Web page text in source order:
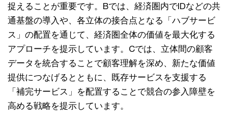
捉えることが重要です。Bでは、経済圏内でIDなどの共
通基盤の導入や、各立体の接合点となる「ハブサービ
ス」の配置を通じて、経済圏全体の価値を最大化する
アプローチを提示しています。Cでは、立体間の顧客
データを統合することで顧客理解を深め、新たな価値
提供につなげるとともに、既存サービスを支援する
「補完サービス」を配置することで競合の参入障壁を
高める戦略を提示しています。